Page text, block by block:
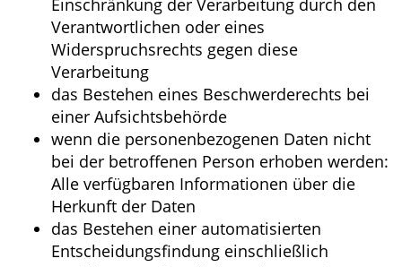
Verantwortlichen oder eines
Widerspruchsrechts gegen diese
Verarbeitung
das Bestehen eines Beschwerderechts bei
einer Aufsichtsbehörde
wenn die personenbezogenen Daten nicht
bei der betroffenen Person erhoben werden:
Alle verfügbaren Informationen über die
Herkunft der Daten
das Bestehen einer automatisierten
Entscheidungsfindung einschließlich